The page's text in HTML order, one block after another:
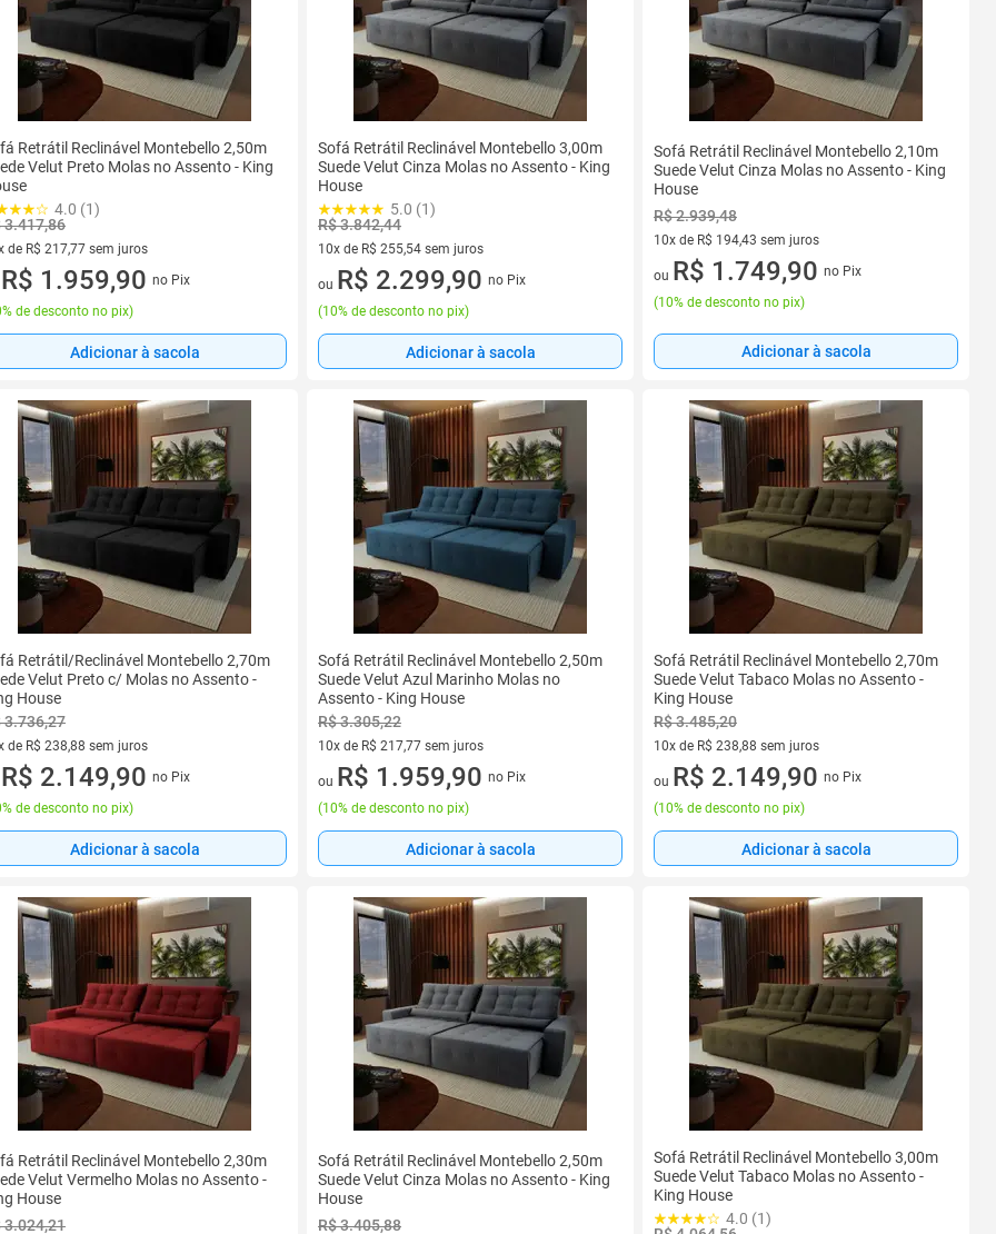
Retrátil Reclinável Montebello 2,50m
Velut Preto Molas no Assento - King
4.0 (1)
3.417,86
de R$ 217,77 sem juros
vez de R$ 217,77 sem juros
R$ 1.959,90 no Pix
de desconto no pix)
Adicionar à sacola
Sofá Retrátil Reclinável Montebello 3,00m
Suede Velut Cinza Molas no Assento - King
House
5.0 (1)
R$ 3.842,44
10x de R$ 255,54 sem juros
10 vez de R$ 255,54 sem juros
ou R$ 2.299,90 no Pix
(10% de desconto no pix)
Adicionar à sacola
Sofá Retrátil Reclinável Montebello 2,10m
Suede Velut Cinza Molas no Assento - King
House
R$ 2.939,48
10x de R$ 194,43 sem juros
10 vez de R$ 194,43 sem juros
ou R$ 1.749,90 no Pix
(10% de desconto no pix)
Adicionar à sacola
Retrátil/Reclinável Montebello 2,70m
Velut Preto c/ Molas no Assento -
House
3.736,27
de R$ 238,88 sem juros
vez de R$ 238,88 sem juros
R$ 2.149,90 no Pix
de desconto no pix)
Adicionar à sacola
Sofá Retrátil Reclinável Montebello 2,50m
Suede Velut Azul Marinho Molas no
Assento - King House
R$ 3.305,22
10x de R$ 217,77 sem juros
10 vez de R$ 217,77 sem juros
ou R$ 1.959,90 no Pix
(10% de desconto no pix)
Adicionar à sacola
Sofá Retrátil Reclinável Montebello 2,70m
Suede Velut Tabaco Molas no Assento -
King House
R$ 3.485,20
10x de R$ 238,88 sem juros
10 vez de R$ 238,88 sem juros
ou R$ 2.149,90 no Pix
(10% de desconto no pix)
Adicionar à sacola
Retrátil Reclinável Montebello 2,30m
Velut Vermelho Molas no Assento -
House
3.024,21
Sofá Retrátil Reclinável Montebello 2,50m
Suede Velut Cinza Molas no Assento - King
House
R$ 3.405,88
Sofá Retrátil Reclinável Montebello 3,00m
Suede Velut Tabaco Molas no Assento -
King House
4.0 (1)